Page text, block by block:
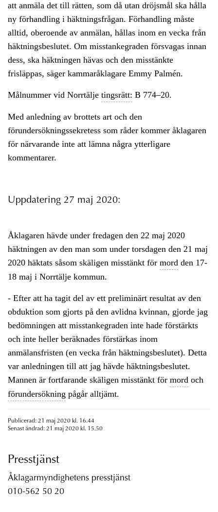
att anmäla det till rätten, som då utan dröjsmål ska hålla
ny förhandling i häktningsfrågan. Förhandling måste
alltid, oberoende av anmälan, hållas inom en vecka från
häktningsbeslutet. Om misstankegraden försvagas innan
dess, ska häktningen hävas och den misstänkte
frisläppas, säger kammaråklagare Emmy Palmén.
Målnummer vid Norrtälje tingsrätt: B 774–20.
Med anledning av brottets art och den
förundersökningssekretess som råder kommer åklagaren
för närvarande inte att lämna några ytterligare
kommentarer.
Uppdatering 27 maj 2020:
Åklagaren hävde under fredagen den 22 maj 2020
häktningen av den man som under torsdagen den 21 maj
2020 häktats såsom skäligen misstänkt för mord den 17-
18 maj i Norrtälje kommun.
- Efter att ha tagit del av ett preliminärt resultat av den
obduktion som gjorts på den avlidna kvinnan, gjorde jag
bedömningen att misstankegraden inte hade förstärkts
och inte heller beräknades förstärkas inom
anmälansfristen (en vecka från häktningsbeslutet). Detta
var anledningen till att jag hävde häktningsbeslutet.
Mannen är fortfarande skäligen misstänkt för mord och
förundersökning pågår alltjämt.
Publicerad: 21 maj 2020 kl. 16.44
Senast ändrad: 21 maj 2020 kl. 15.50
Presstjänst
Åklagarmyndighetens presstjänst
010-562 50 20